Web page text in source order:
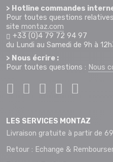
> Hotline commandes
Pour toutes questions
site montaz.com
+33 (0)4 79 72 94 97
du Lundi au Samedi de 9h à
> Nous écrire :
Pour toutes questions : Nous
LES SERVICES MONTAZ
Livraison gratuite à partir de
Retour : Echange &